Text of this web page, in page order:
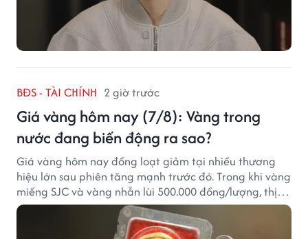
BĐS - TÀI CHÍNH 2 giờ trước
Giá vàng hôm nay (7/8): Vàng trong
nước đang biến động ra sao?
Giá vàng hôm nay đồng loạt giảm tại nhiều thương
hiệu lớn sau phiên tăng mạnh trước đó. Trong khi vàng
miếng SJC và vàng nhẫn lùi 500.000 đồng/lượng, thị
trường vẫn duy trì mặt bằng giá cao, với sự chênh
lệch đáng kể giữa các doanh nghiệp.